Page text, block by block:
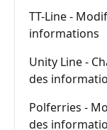
TT-Line -
informations
Unity Line -
des
Polferries -
des